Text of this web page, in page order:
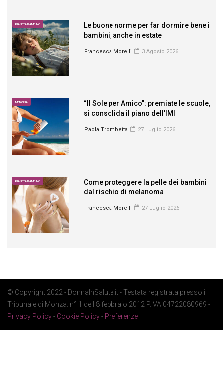
PIANETA BAMBINO
Le buone norme per far dormire bene i
bambini, anche in estate
Francesca Morelli 3 Agosto 2026
MEDICINA
“Il Sole per Amico”: premiate le scuole,
si consolida il piano dell’IMI
Paola Trombetta 27 Luglio 2026
PIANETA BAMBINO
Come proteggere la pelle dei bambini
dal rischio di melanoma
Francesca Morelli 27 Luglio 2026
© Copyright 2022 - DonnaInSalute.it - Testata registrata presso il
Tribunale di Monza: n° 1 dell'8 febbraio 2012 P.IVA 04722080969 -
Privacy Policy- Cookie Policy- Preferenze